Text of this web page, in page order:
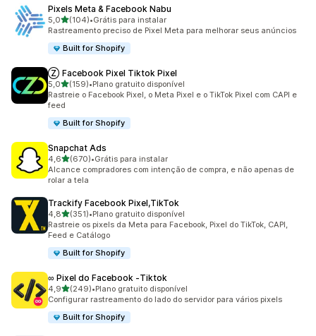
Pixels Meta & Facebook Nabu
5,0de 5 estrelas
(104)
104 avaliações ao todo
•Grátis para instalar
Rastreamento preciso de Pixel Meta para melhorar seus anúncios
Built for Shopify
Ⓩ Facebook Pixel Tiktok Pixel
5,0de 5 estrelas
(159)
159 avaliações ao todo
•Plano gratuito disponível
Rastreie o Facebook Pixel, o Meta Pixel e o TikTok Pixel com CAPI e
feed
Built for Shopify
Snapchat Ads
4,6de 5 estrelas
(670)
670 avaliações ao todo
•Grátis para instalar
Alcance compradores com intenção de compra, e não apenas de
rolar a tela
Trackify Facebook Pixel,TikTok
4,8de 5 estrelas
(351)
351 avaliações ao todo
•Plano gratuito disponível
Rastreie os pixels da Meta para Facebook, Pixel do TikTok, CAPI,
Feed e Catálogo
Built for Shopify
∞ Pixel do Facebook ‑Tiktok
4,9de 5 estrelas
(249)
249 avaliações ao todo
•Plano gratuito disponível
Configurar rastreamento do lado do servidor para vários pixels
Built for Shopify